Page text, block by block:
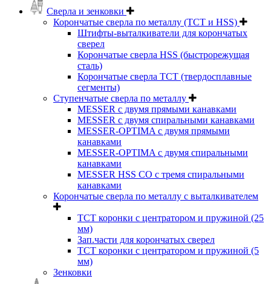
Сверла и зенковки
Корончатые сверла по металлу (TCT и HSS)
Штифты-выталкиватели для корончатых
сверел
Корончатые сверла HSS (быстрорежущая
сталь)
Корончатые сверла TCT (твердосплавные
сегменты)
Ступенчатые сверла по металлу
MESSER с двумя прямыми канавками
MESSER с двумя спиральными канавками
MESSER-OPTIMA с двумя прямыми
канавками
MESSER-OPTIMA с двумя спиральными
канавками
MESSER HSS CО с тремя спиральными
канавками
Корончатые сверла по металлу c выталкивателем
ТСТ коронки с центратором и пружиной (25
мм)
Зап.части для корончатых сверел
ТСТ коронки с центратором и пружиной (5
мм)
Зенковки